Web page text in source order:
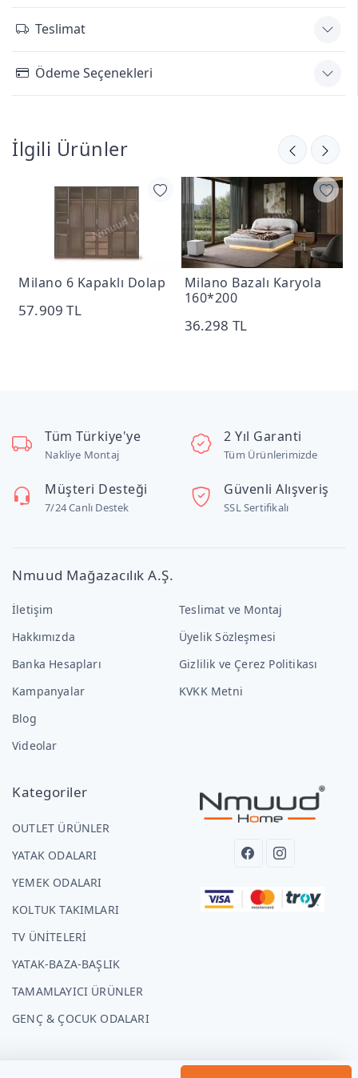
Teslimat
Ödeme Seçenekleri
İlgili Ürünler
Milano 6 Kapaklı Dolap
57.909 TL
Milano Bazalı Karyola
160*200
36.298 TL
Tüm Türkiye'ye
Nakliye Montaj
2 Yıl Garanti
Tüm Ürünlerimizde
Müşteri Desteği
7/24 Canlı Destek
Güvenli Alışveriş
SSL Sertifikalı
Nmuud Mağazacılık A.Ş.
İletişim
Hakkımızda
Banka Hesapları
Kampanyalar
Blog
Videolar
Teslimat ve Montaj
Üyelik Sözleşmesi
Gizlilik ve Çerez Politikası
KVKK Metni
Kategoriler
OUTLET ÜRÜNLER
YATAK ODALARI
YEMEK ODALARI
KOLTUK TAKIMLARI
TV ÜNİTELERİ
YATAK-BAZA-BAŞLIK
TAMAMLAYICI ÜRÜNLER
GENÇ & ÇOCUK ODALARI